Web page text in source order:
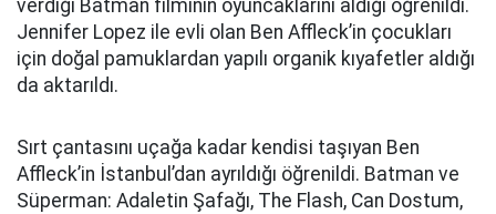
verdiği Batman filminin oyuncaklarını aldığı öğrenildi.
Jennifer Lopez ile evli olan Ben Affleck’in çocukları
için doğal pamuklardan yapılı organik kıyafetler aldığı
da aktarıldı.
Sırt çantasını uçağa kadar kendisi taşıyan Ben
Affleck’in İstanbul’dan ayrıldığı öğrenildi. Batman ve
Süperman: Adaletin Şafağı, The Flash, Can Dostum,